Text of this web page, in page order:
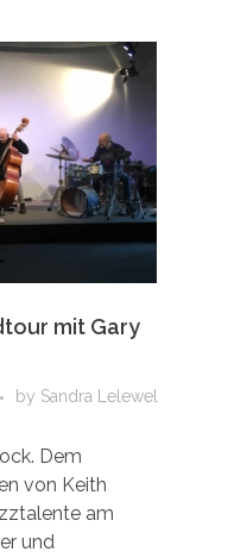
mit Gary
by Sandra Lelewel
Dem
von Keith
am
und